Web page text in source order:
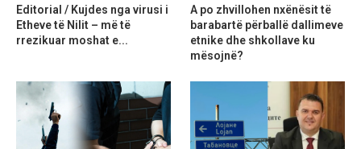
Editorial / Kujdes nga virusi i
Etheve të Nilit – më të
rrezikuar moshat e...
A po zhvillohen nxënësit të
barabartë përballë dallimeve
etnike dhe shkollave ku
mësojnë?